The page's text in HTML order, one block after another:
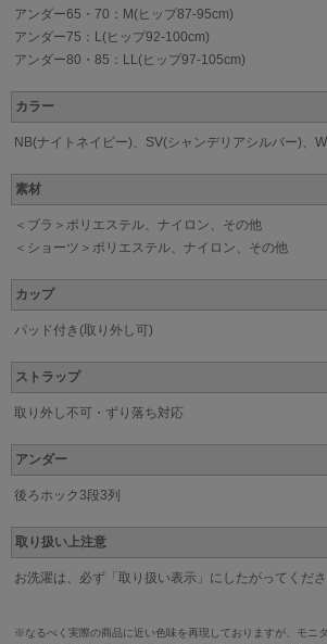
アンダー65・70：M(ヒップ87-95cm)
アンダー75：L(ヒップ92-100cm)
アンダー80・85：LL(ヒップ97-105cm)
カラー
NB(ナイトネイビー)、SV(シャンデリアシルバー)、
素材
＜ブラ＞ポリエステル、ナイロン、その他
＜ショーツ＞ポリエステル、ナイロン、その他
カップ
パッド付き(取り外し可)
ストラップ
取り外し不可・ずり落ち対応
アンダー
後ろホック3段3列
取り扱い上注意
お洗濯は、必ず「取り扱い表示」にしたがってくださ
※なるべく実際の商品に近い色味を再現しておりますが、モニ